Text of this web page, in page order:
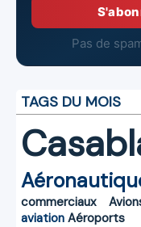
Pas de
TAGS DU MOIS
commerciaux
aviation Aéroports